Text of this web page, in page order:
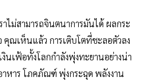
ไม่สามารถจินตนาการมันได้ ผลกระ
คุณเห็นแล้ว การเติบโตที่ชะลอตัวลง
งินเฟ้อทั้งโลกกำลังพุ่งทะยานอย่างน่า
าหาร โภคภัณฑ์ พุ่งกระฉุด พลังงาน